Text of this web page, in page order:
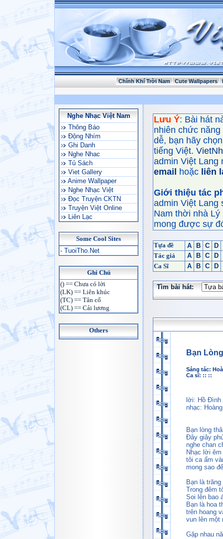
Chính Khí Trời Nam Cute Wallpapers
Nghe Nhạc Việt Nam
Thông Báo
Động Nhím
Ghi Danh
Nghe Nhac
Tủ Sách
Viet Gallery
Anime Wallpaper
Nghe Nhạc Việt
Đọc Truyện CKTN
Truyện Việt Online
Liên Lạc
Some Cool Sites
- TuoiTho.Net
Ghi Chú
() == Chưa có lời
(LK) == Liên khúc
(TC) == Tân cổ
(CL) == Cải lương
Others
Lưu Ý: Bài hát
nhiên chức
dễ, bạn hãy
tiếng Việt.
admin Việt Lang
email
hoặc liên
Giới thiệu tác
admin Việt Lang
Nam thời nhà
mong được sự
Tựa đề A B C
D
Tác giả
A B C
D
Ca Sĩ
A B C D
Tìm bài hát:
Bạn Lòng
Sáng tác:
Ca sĩ: :: ::
lời: Hồ
nhạc:
Bạn lòng
Đây giây
nghe chan
Nhạc lời êm
tôi ca ấm
mong sao
Bạn là trăng
Trong đêm
Soi lên bao
Bạn là hoa
trên hoang
vun lên một
Gặp nhau